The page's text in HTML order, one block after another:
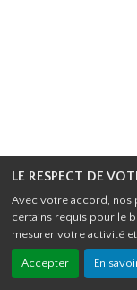
LE RESPECT DE
Avec votre accord, nos
certains requis pour le
mesurer votre activité
Accepter En